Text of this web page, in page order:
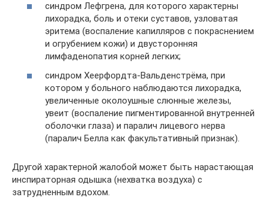
синдром Лефгрена, для которого характерны
лихорадка, боль и отеки суставов, узловатая
эритема (воспаление капилляров с покраснением
и огрубением кожи) и двусторонняя
лимфаденопатия корней легких;
синдром Хеерфордта-Вальденстрёма, при
котором у больного наблюдаются лихорадка,
увеличенные околоушные слюнные железы,
увеит (воспаление пигментированной внутренней
оболочки глаза) и паралич лицевого нерва
(паралич Белла как факультативный признак).
Другой характерной жалобой может быть нарастающая
инспираторная одышка (нехватка воздуха) с
затрудненным вдохом.